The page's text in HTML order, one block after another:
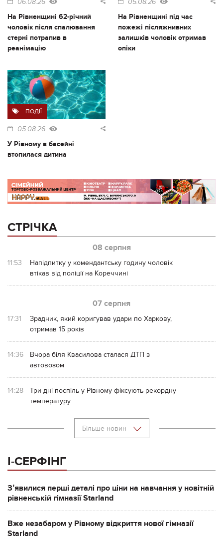
06.08.26
На Рівненщині 62-річний
чоловік після спалювання
стерні потрапив в
реанімацію
05.08.26
На Рівненщині під час
пожежі післяжнивних
залишків чоловік отримав
опіки
ПОДІЇ
05.08.26
У Рівному в басейні
втопилася дитина
СТРІЧКА
08 серпня
11:53
Напідпитку у комендантську годину чоловік
втікав від поліції на Кореччині
07 серпня
17:31
Зрадник, який коригував удари по Харкову,
отримав 15 років
14:36
Вчора біля Квасилова сталася ДТП з
автовозом
14:28
Три дні поспіль у Рівному фіксують рекордну
температуру
Більше новин
І-СЕРФІНГ
Зʼявилися перші деталі про ціни на навчання у новітній
рівненській гімназії Starland
Вже незабаром у Рівному відкриття нової гімназії
Starland